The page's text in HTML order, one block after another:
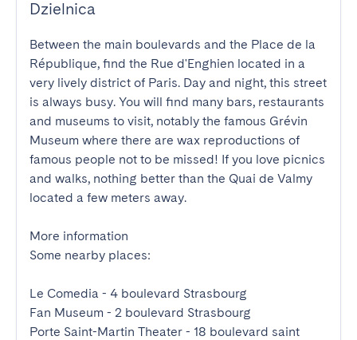
Dzielnica
Between the main boulevards and the Place de la
République, find the Rue d'Enghien located in a
very lively district of Paris. Day and night, this street
is always busy. You will find many bars, restaurants
and museums to visit, notably the famous Grévin
Museum where there are wax reproductions of
famous people not to be missed! If you love picnics
and walks, nothing better than the Quai de Valmy
located a few meters away.
More information
Some nearby places:
Le Comedia - 4 boulevard Strasbourg
Fan Museum - 2 boulevard Strasbourg
Porte Saint-Martin Theater - 18 boulevard saint